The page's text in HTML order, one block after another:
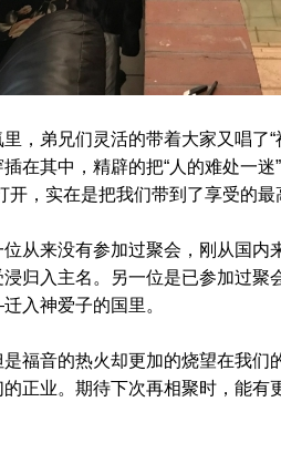
，弟兄们灵活的带着大家又唱了“
在其中，精辟的把“人的难处一迷
开，实在是把我们带到了享受的最
从来没有参加过聚会，刚从国内
归入主名。另一位是已参加过聚
入神爱子的国里。
福音的热火却更加的烧望在我们
正业。期待下次再相聚时，能有